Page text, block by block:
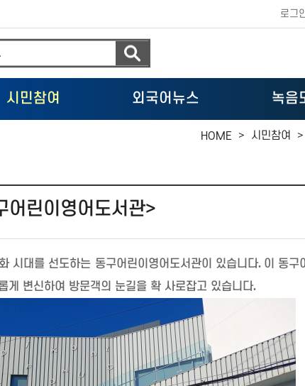
로그
시민참여 외국어뉴스 녹음
HOME > 시민참여 >
어린이영어도서관>
시대를 선도하는 동구어린이영어도서관이 있습니다. 이 동구
게 변신하여 방문객의 눈길을 확 사로잡고 있습니다.